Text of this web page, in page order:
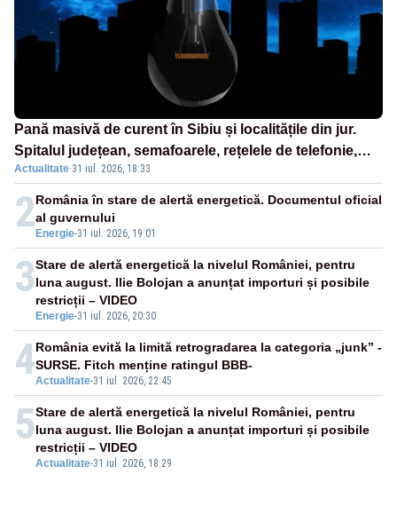
Pană masivă de curent în Sibiu și localitățile din jur.
Spitalul județean, semafoarele, rețelele de telefonie,
grav afectate
Actualitate·31 iul. 2026, 18:33
2Energie-31 iul. 2026, 19:01
România în stare de alertă energetică. Documentul oficial
al guvernului
3
Energie-31 iul. 2026, 20:30
Stare de alertă energetică la nivelul României, pentru
luna august. Ilie Bolojan a anunțat importuri și posibile
restricții – VIDEO
4Actualitate-31 iul. 2026, 22:45
România evită la limită retrogradarea la categoria „junk” -
SURSE. Fitch menține ratingul BBB-
5
Actualitate-31 iul. 2026, 18:29
Stare de alertă energetică la nivelul României, pentru
luna august. Ilie Bolojan a anunțat importuri și posibile
restricții – VIDEO